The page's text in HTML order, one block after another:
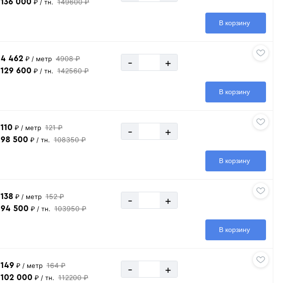
136 000 ₽ / тн. 149600 ₽
В корзину
4 462 ₽ / метр 4908 ₽
129 600 ₽ / тн. 142560 ₽
- +
В корзину
110 ₽ / метр 121 ₽
98 500 ₽ / тн. 108350 ₽
- +
В корзину
138 ₽ / метр 152 ₽
94 500 ₽ / тн. 103950 ₽
- +
В корзину
149 ₽ / метр 164 ₽
102 000 ₽ / тн. 112200 ₽
- +